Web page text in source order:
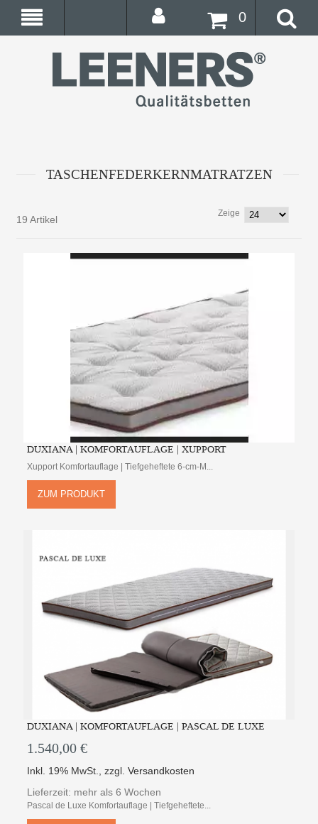
0
TASCHENFEDERKERNMATRATZEN
19 Artikel
Zeige
DUXIANA | KOMFORTAUFLAGE | XUPPORT
Xupport Komfortauflage | Tiefgeheftete 6-cm-M...
ZUM PRODUKT
DUXIANA | KOMFORTAUFLAGE | PASCAL DE LUXE
1.540,00 €
Inkl. 19% MwSt. ,zzgl.Versandkosten
Lieferzeit: mehr als 6 Wochen
Pascal de Luxe Komfortauflage | Tiefgeheftete...